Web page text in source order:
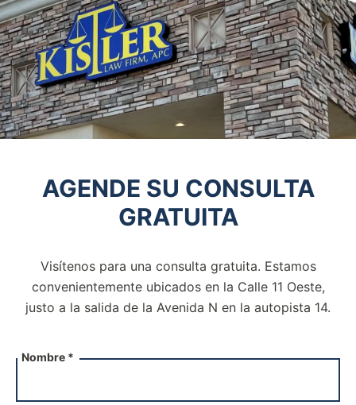
AGENDE SU CONSULTA
GRATUITA
Visítenos para una consulta gratuita. Estamos
convenientemente ubicados en la Calle 11 Oeste,
justo a la salida de la Avenida N en la autopista 14.
Nombre *